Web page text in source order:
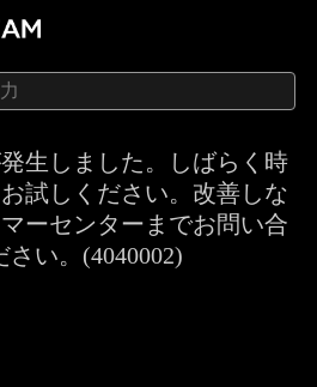
生しました。しばらく時
試しください。改善しな
ーセンターまでお問い合
さい。(4040002)